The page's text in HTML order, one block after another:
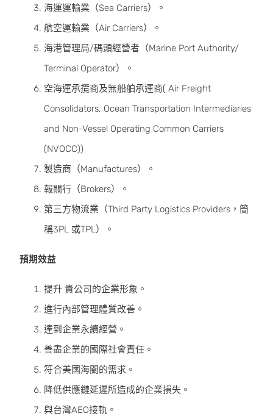
海運運輸業（Sea Carriers）。
航空運輸業（Air Carriers）。
海港管理局/碼頭經營者（Marine Port Authority/
Terminal Operator）。
空海運承攬商及無船舶承運商( Air Freight
Consolidators, Ocean Transportation Intermediaries
and Non-Vessel Operating Common Carriers
(NVOCC))
製造商（Manufactures）。
報關行（Brokers）。
第三方物流業（Third Party Logistics Providers，簡
稱3PL 或TPL）。
預期效益
提升 貴公司的企業形象。
進行內部管理體質改善。
達到企業永續經營。
善盡企業的國際社會責任。
符合美國海關的需求。
降低供應鏈延遲所造成的企業損失。
與台灣AEO接軌。